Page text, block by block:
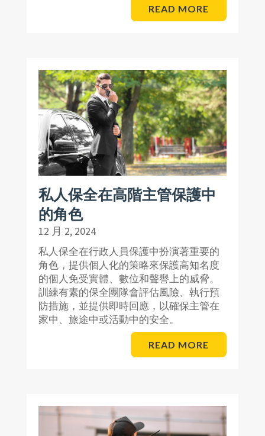
READ MORE
私人保全在高階主管保護中
的角色
12 月 2, 2024
私人保全在行政人員保護中扮演著重要的
角色，提供個人化的策略來保護高知名度
的個人免受實體、數位和聲譽上的威脅。
訓練有素的保全團隊會評估風險、執行預
防措施，並提供即時回應，以確保主管在
家中、旅途中或活動中的安全。
READ MORE